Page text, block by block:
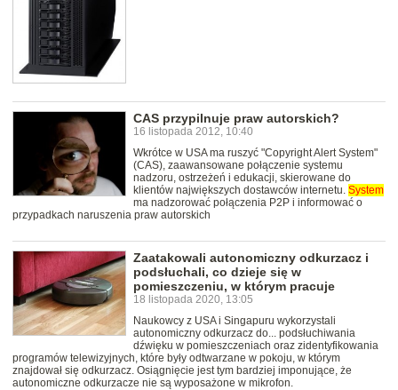
CAS przypilnuje praw autorskich?
16 listopada 2012, 10:40
Wkrótce w USA ma ruszyć "Copyright Alert System"
(CAS), zaawansowane połączenie systemu
nadzoru, ostrzeżeń i edukacji, skierowane do
klientów największych dostawców internetu. System
ma nadzorować połączenia P2P i informować o
przypadkach naruszenia praw autorskich
Zaatakowali autonomiczny odkurzacz i
podsłuchali, co dzieje się w
pomieszczeniu, w którym pracuje
18 listopada 2020, 13:05
Naukowcy z USA i Singapuru wykorzystali
autonomiczny odkurzacz do... podsłuchiwania
dźwięku w pomieszczeniach oraz zidentyfikowania
programów telewizyjnych, które były odtwarzane w pokoju, w którym
znajdował się odkurzacz. Osiągnięcie jest tym bardziej imponujące, że
autonomiczne odkurzacze nie są wyposażone w mikrofon.